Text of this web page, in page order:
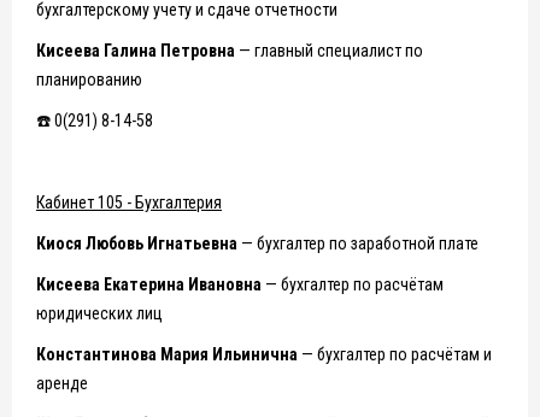
бухгалтерскому учету и сдаче отчетности
Кисеева Галина Петровна — главный специалист по
планированию
☎️ 0(291) 8-14-58
Кабинет 105 - Бухгалтерия
Киося Любовь Игнатьевна — бухгалтер по заработной плате
Кисеева Екатерина Ивановна — бухгалтер по расчётам
юридических лиц
Константинова Мария Ильинична — бухгалтер по расчётам и
аренде